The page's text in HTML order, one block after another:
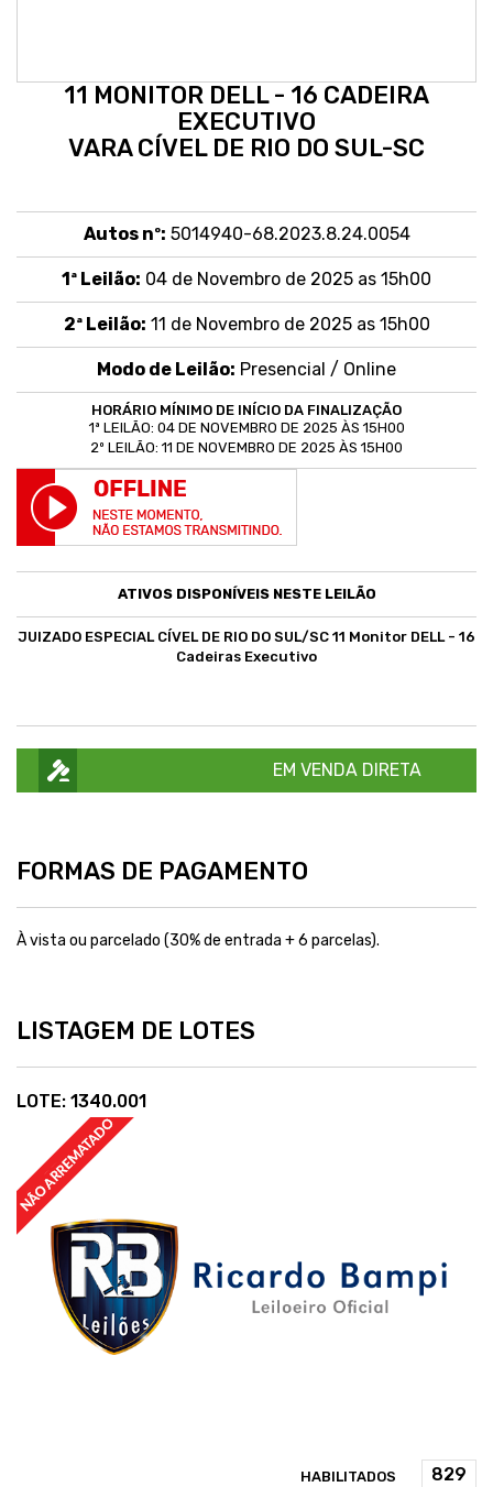
11 MONITOR DELL - 16 CADEIRA
EXECUTIVO
VARA CÍVEL DE RIO DO SUL-SC
Autos nº: 5014940-68.2023.8.24.0054
1ª Leilão: 04 de Novembro de 2025 as 15h00
2ª Leilão: 11 de Novembro de 2025 as 15h00
Modo de Leilão: Presencial / Online
HORÁRIO MÍNIMO DE INÍCIO DA FINALIZAÇÃO
1ª LEILÃO: 04 DE NOVEMBRO DE 2025 ÀS 15H00
2º LEILÃO: 11 DE NOVEMBRO DE 2025 ÀS 15H00
ATIVOS DISPONÍVEIS NESTE LEILÃO
JUIZADO ESPECIAL CÍVEL DE RIO DO SUL/SC 11 Monitor DELL - 16
Cadeiras Executivo
EM VENDA DIRETA
FORMAS DE PAGAMENTO
À vista ou parcelado (30% de entrada + 6 parcelas).
LISTAGEM DE LOTES
LOTE: 1340.001
HABILITADOS